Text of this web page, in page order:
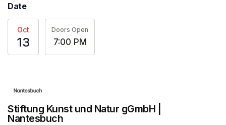
Date
Oct
13
Doors Open
7:00 PM
Stiftung Kunst und Natur gGmbH |
Nantesbuch